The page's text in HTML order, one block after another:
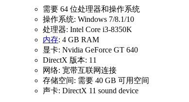
需要 64 位处理器和操作系统
操作系统: Windows 7/8.1/10
处理器: Intel Core i3-8350K
内存: 4 GB RAM
显卡: Nvidia GeForce GT 640
DirectX 版本: 11
网络: 宽带互联网连接
存储空间: 需要 40 GB 可用空间
声卡: DirectX 11 sound device